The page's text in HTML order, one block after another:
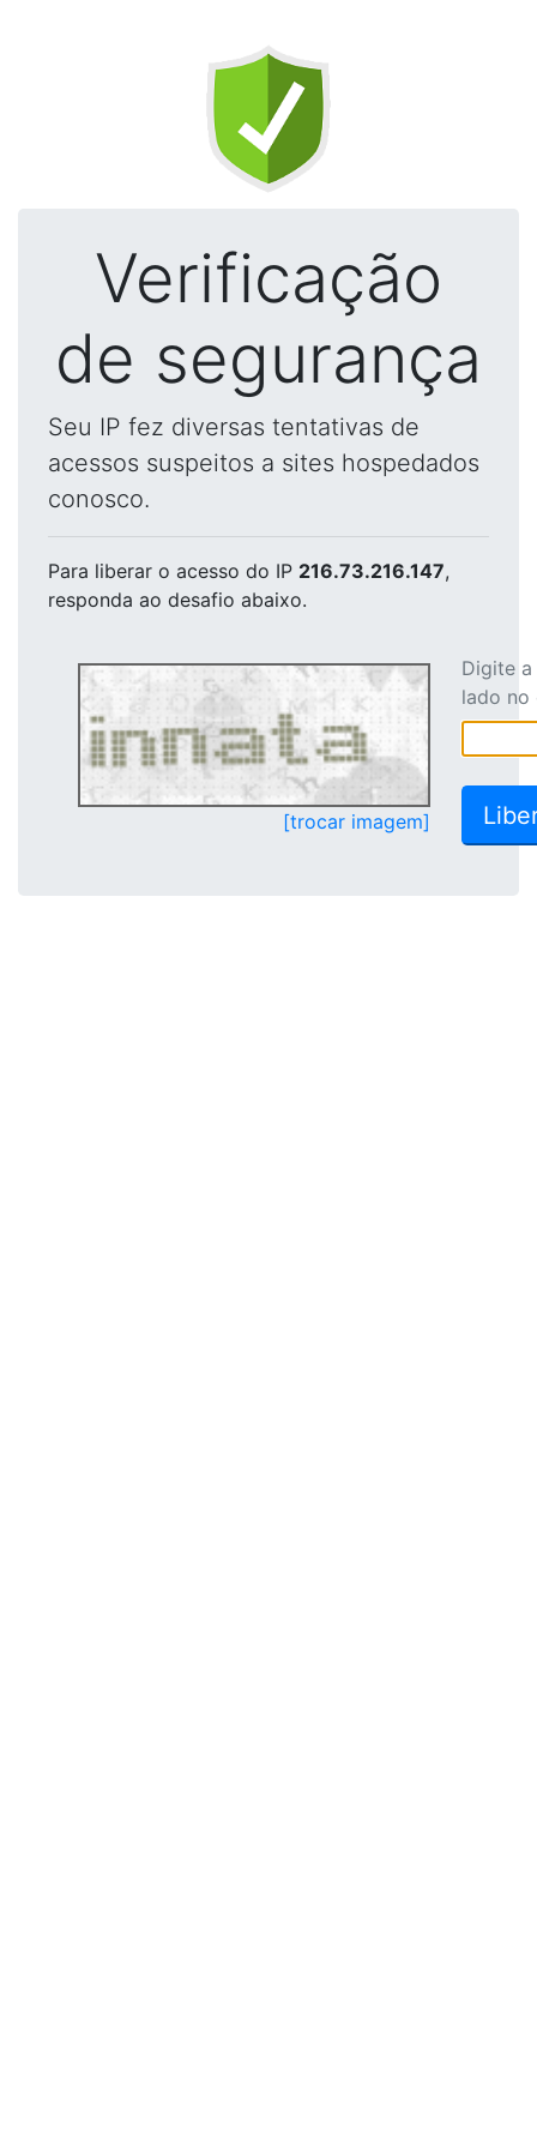
Verificação
de segurança
Seu IP fez diversas tentativas de
acessos suspeitos a sites hospedados
conosco.
Para liberar o acesso do IP 216.73.216.147,
responda ao desafio abaixo.
[trocar imagem]
Digite
lado no